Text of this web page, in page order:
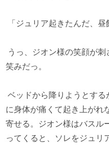
「ジュリア起きたんだ、昼
うっ、ジオン様の笑顔が
笑みだっ。
ベッドから降りようとす
に身体が痛くて起き上がれ
寄せる。ジオン様はバスル
ってくると、ソレをジュリ